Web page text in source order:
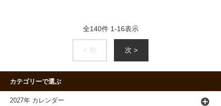
全140件 1-16表示
< 前 次 >
カテゴリーで選ぶ
2027年 カレンダー